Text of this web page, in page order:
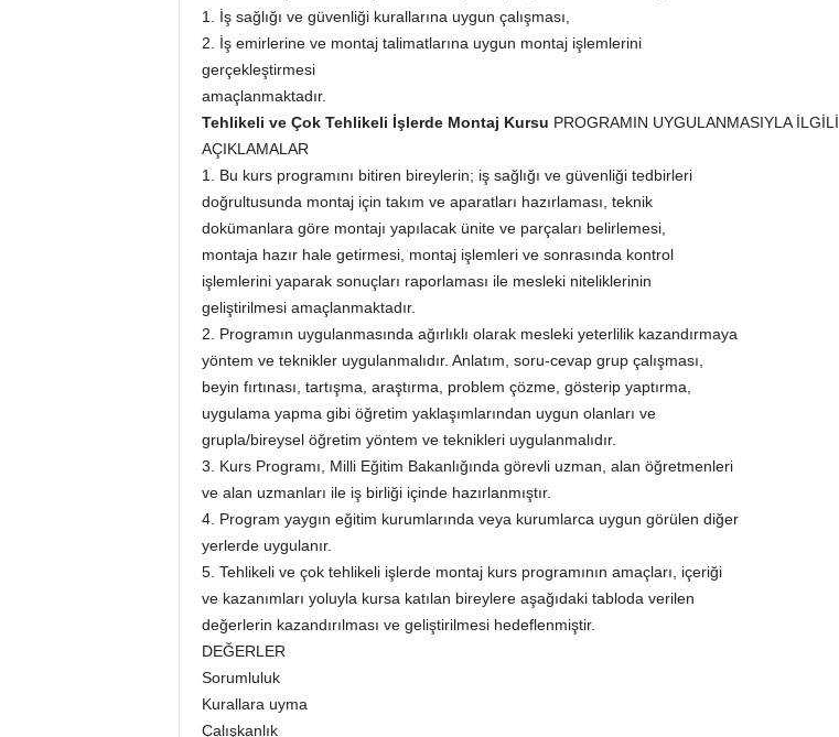
1. İş sağlığı ve güvenliği kurallarına uygun çalışması,
2. İş emirlerine ve montaj talimatlarına uygun montaj işlemlerini
gerçekleştirmesi
amaçlanmaktadır.
Tehlikeli ve Çok Tehlikeli İşlerde Montaj Kursu PROGRAMIN UYGULANMASIYLA İLGİLİ
AÇIKLAMALAR
1. Bu kurs programını bitiren bireylerin; iş sağlığı ve güvenliği tedbirleri
doğrultusunda montaj için takım ve aparatları hazırlaması, teknik
dokümanlara göre montajı yapılacak ünite ve parçaları belirlemesi,
montaja hazır hale getirmesi, montaj işlemleri ve sonrasında kontrol
işlemlerini yaparak sonuçları raporlaması ile mesleki niteliklerinin
geliştirilmesi amaçlanmaktadır.
2. Programın uygulanmasında ağırlıklı olarak mesleki yeterlilik kazandırmaya
yöntem ve teknikler uygulanmalıdır. Anlatım, soru-cevap grup çalışması,
beyin fırtınası, tartışma, araştırma, problem çözme, gösterip yaptırma,
uygulama yapma gibi öğretim yaklaşımlarından uygun olanları ve
grupla/bireysel öğretim yöntem ve teknikleri uygulanmalıdır.
3. Kurs Programı, Milli Eğitim Bakanlığında görevli uzman, alan öğretmenleri
ve alan uzmanları ile iş birliği içinde hazırlanmıştır.
4. Program yaygın eğitim kurumlarında veya kurumlarca uygun görülen diğer
yerlerde uygulanır.
5. Tehlikeli ve çok tehlikeli işlerde montaj kurs programının amaçları, içeriği
ve kazanımları yoluyla kursa katılan bireylere aşağıdaki tabloda verilen
değerlerin kazandırılması ve geliştirilmesi hedeflenmiştir.
DEĞERLER
Sorumluluk
Kurallara uyma
Çalışkanlık